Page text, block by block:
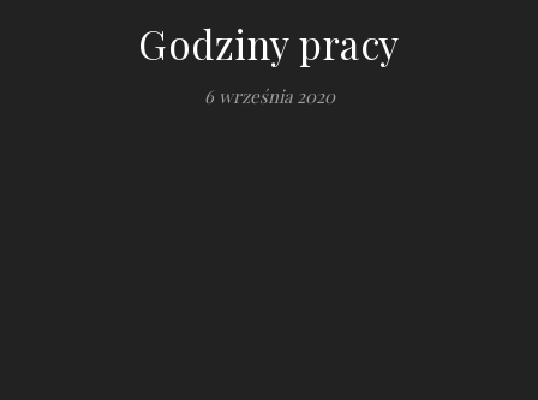
Godziny pracy
6 września 2020